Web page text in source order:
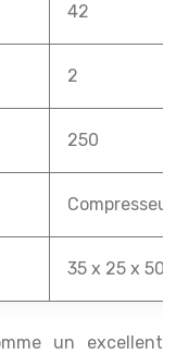
42
2
250
Compresseur
35 x 25 x 50
un excellent